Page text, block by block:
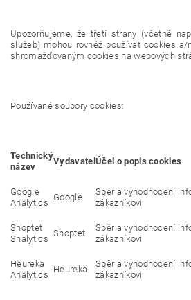
Upozorňujeme, že třetí strany (včetně
služeb) mohou rovněž používat cookies
shromažďovaným cookies na webových
Používané soubory cookies:
Technický
název
Vydavatel Účel o popis cookies
Google
Analytics
Google
Sběr a vyhodnocení
zákazníkovi
Shoptet
Snalytics
Shoptet
Sběr a vyhodnocení
zákazníkovi
Heureka
Analytics
Heureka
Sběr a vyhodnocení
zákazníkovi